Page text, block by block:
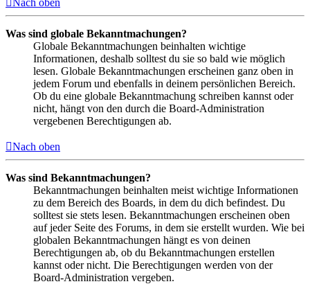
Was sind globale Bekanntmachungen?
Globale Bekanntmachungen beinhalten wichtige
Informationen, deshalb solltest du sie so bald wie möglich
lesen. Globale Bekanntmachungen erscheinen ganz oben in
jedem Forum und ebenfalls in deinem persönlichen Bereich.
Ob du eine globale Bekanntmachung schreiben kannst oder
nicht, hängt von den durch die Board-Administration
vergebenen Berechtigungen ab.
Nach oben
Was sind Bekanntmachungen?
Bekanntmachungen beinhalten meist wichtige Informationen
zu dem Bereich des Boards, in dem du dich befindest. Du
solltest sie stets lesen. Bekanntmachungen erscheinen oben
auf jeder Seite des Forums, in dem sie erstellt wurden. Wie bei
globalen Bekanntmachungen hängt es von deinen
Berechtigungen ab, ob du Bekanntmachungen erstellen
kannst oder nicht. Die Berechtigungen werden von der
Board-Administration vergeben.